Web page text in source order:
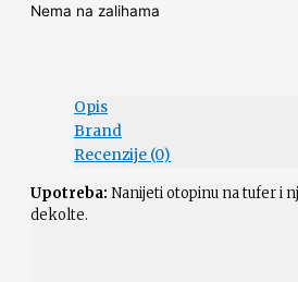
Nema na zalihama
Opis
Brand
Recenzije (0)
Upotreba: Nanijeti otopinu na tufer i
dekolte.